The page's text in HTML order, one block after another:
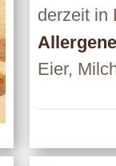
derzeit in
Allergene
Eier,